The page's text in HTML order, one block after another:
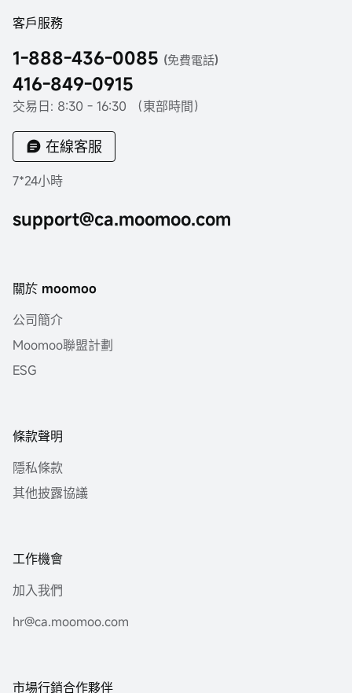
客戶服務
1-888-436-0085 (免費電話)
416-849-0915
交易日: 8:30 - 16:30 （東部時間）
在線客服
7*24小時
support@ca.moomoo.com
關於 moomoo
公司簡介
Moomoo聯盟計劃
ESG
條款聲明
隱私條款
其他披露協議
工作機會
加入我們
hr@ca.moomoo.com
市場行銷合作夥伴